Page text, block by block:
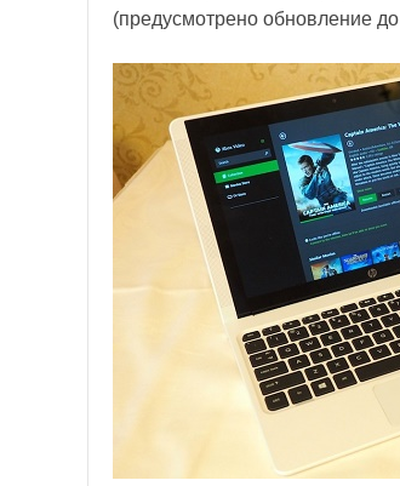
(предусмотрено обновление до